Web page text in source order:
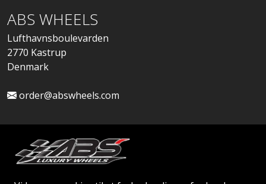
ABS WHEELS
Lufthavnsboulevarden
2770 Kastrup
Denmark
order@abswheels.com
Ansøg om Firmakonto